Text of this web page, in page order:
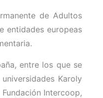
de Adultos
entidades europeas
entre los que se
Karoly
Intercoop,